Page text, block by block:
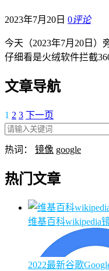
2023年7月20日 0评论
今天（2023年7月20日）
仔细看是火绒软件拦截
文章导航
1 2 3 下一页
热词： 镜像 google
热门文章
维基百科wikipedia
2022最新谷歌